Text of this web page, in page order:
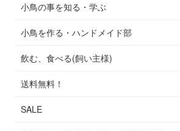
小鳥の事を知る・学ぶ
小鳥を作る・ハンドメイド部
飲む、食べる(飼い主様)
送料無料！
SALE